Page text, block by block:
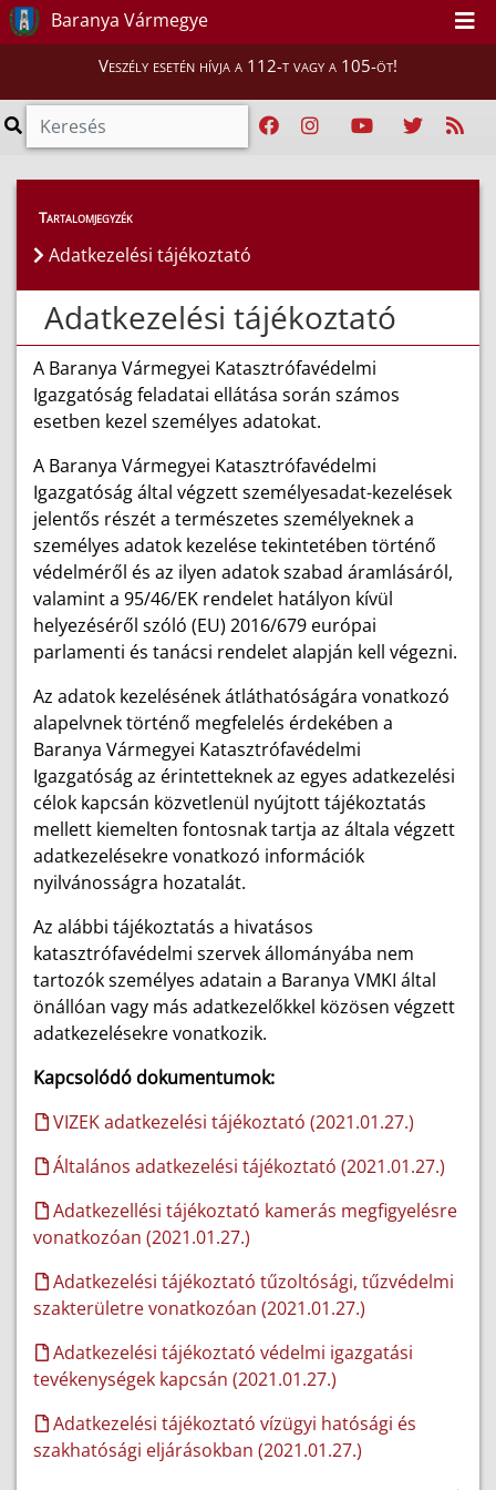
Baranya Vármegye
Veszély esetén hívja a 112-t vagy a 105-öt!
Tartalomjegyzék
Adatkezelési tájékoztató
Adatkezelési tájékoztató
A Baranya Vármegyei Katasztrófavédelmi
Igazgatóság feladatai ellátása során számos
esetben kezel személyes adatokat.
A Baranya Vármegyei Katasztrófavédelmi
Igazgatóság által végzett személyesadat-kezelések
jelentős részét a természetes személyeknek a
személyes adatok kezelése tekintetében történő
védelméről és az ilyen adatok szabad áramlásáról,
valamint a 95/46/EK rendelet hatályon kívül
helyezéséről szóló (EU) 2016/679 európai
parlamenti és tanácsi rendelet alapján kell végezni.
Az adatok kezelésének átláthatóságára vonatkozó
alapelvnek történő megfelelés érdekében a
Baranya Vármegyei Katasztrófavédelmi
Igazgatóság az érintetteknek az egyes adatkezelési
célok kapcsán közvetlenül nyújtott tájékoztatás
mellett kiemelten fontosnak tartja az általa végzett
adatkezelésekre vonatkozó információk
nyilvánosságra hozatalát.
Az alábbi tájékoztatás a hivatásos
katasztrófavédelmi szervek állományába nem
tartozók személyes adatain a Baranya VMKI által
önállóan vagy más adatkezelőkkel közösen végzett
adatkezelésekre vonatkozik.
Kapcsolódó dokumentumok:
VIZEK adatkezelési tájékoztató (2021.01.27.)
Általános adatkezelési tájékoztató (2021.01.27.)
Adatkezellési tájékoztató kamerás megfigyelésre
vonatkozóan (2021.01.27.)
Adatkezelési tájékoztató tűzoltósági, tűzvédelmi
szakterületre vonatkozóan (2021.01.27.)
Adatkezelési tájékoztató védelmi igazgatási
tevékenységek kapcsán (2021.01.27.)
Adatkezelési tájékoztató vízügyi hatósági és
szakhatósági eljárásokban (2021.01.27.)